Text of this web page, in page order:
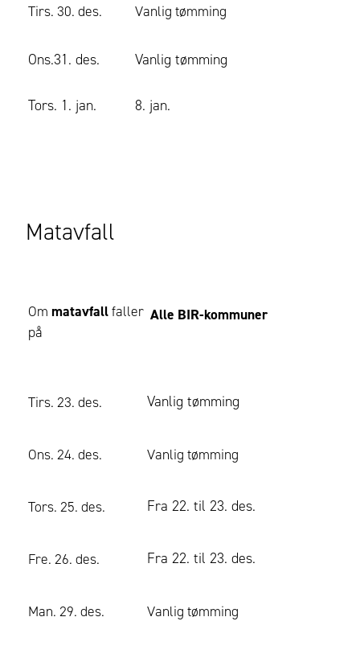
Tirs. 30. des. Vanlig tømming
Ons.31. des. Vanlig tømming
Tors. 1. jan. 8. jan.
Matavfall
Om matavfallfaller
på
Alle BIR-kommuner
Tirs. 23. des. Vanlig tømming
Ons. 24. des. Vanlig tømming
Tors. 25. des. Fra 22. til 23. des.
Fre. 26. des. Fra 22. til 23. des.
Man. 29. des. Vanlig tømming